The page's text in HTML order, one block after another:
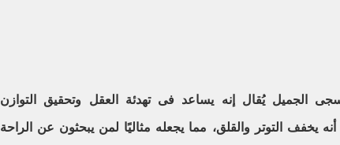
الجميل يُقال إنه يساعد فى تهدئة العقل وتحقيق التوازن
أنه يخفف التوتر والقلق، مما يجعله مثاليًا لمن يبحثون عن الراحة